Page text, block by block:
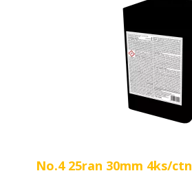
No.4 25ran 30mm 4ks/ctn